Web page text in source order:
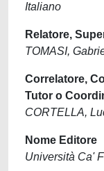
Italiano
Relatore,
TOMASI,
Correlatore,
Tutor o
CORTELLA,
Nome Editore
Università Ca'